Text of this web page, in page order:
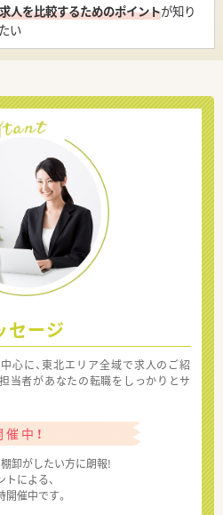
求人を比較するためのポイントが知り
たい
セージ
心に、東北エリア全域で求人のご紹
当者があなたの転職をしっかりとサ
中！
卸がしたい方に朗報!
による、
催中です。